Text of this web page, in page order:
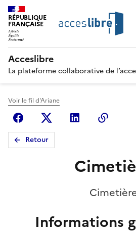
RÉPUBLIQUE
FRANÇAISE
Acceslibre
La plateforme collaborative de
Voir le fil d'Ariane
FacebookX (anciennement
Linkedin
Retour
Informations